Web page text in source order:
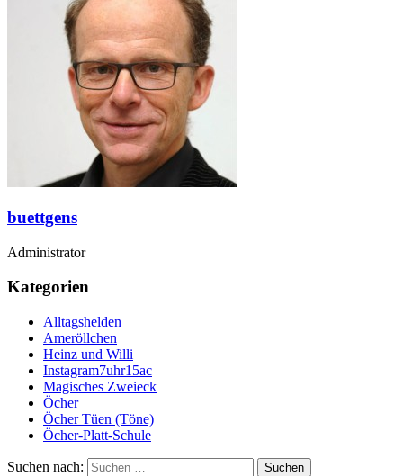
buettgens
Administrator
Kategorien
Alltagshelden
Ameröllchen
Heinz und Willi
Instagram7uhr15ac
Magisches Zweieck
Öcher
Öcher Tüen (Töne)
Öcher-Platt-Schule
Suchen nach: